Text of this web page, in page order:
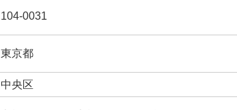
104-0031
東京都
中央区